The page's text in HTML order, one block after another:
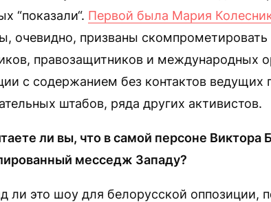
“показали“. Первой была Мария
очевидно, призваны
правозащитников и международных
с содержанием без контактов ведущих
штабов, ряда других активистов.
ли вы, что в самой персоне Виктора
месседж Западу?
ли это шоу для белорусской оппозиции,